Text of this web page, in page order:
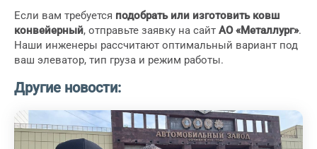
Если вам требуется подобрать или изготовить ковш
конвейерный, отправьте заявку на сайт АО «Металлург».
Наши инженеры рассчитают оптимальный вариант под
ваш элеватор, тип груза и режим работы.
Другие новости: